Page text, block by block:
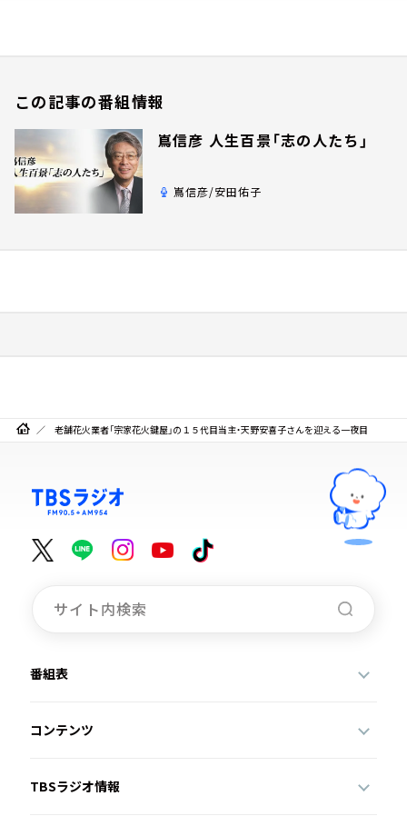
この記事の番組情報
嶌信彦 人生百景「志の人たち」
嶌信彦/安田佑子
老舗花火業者「宗家花火鍵屋」の１５代目当主・天野安喜子さんを迎える一夜目
番組表
コンテンツ
TBSラジオ情報